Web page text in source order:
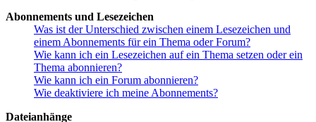
Abonnements und Lesezeichen
Was ist der Unterschied zwischen einem Lesezeichen und
einem Abonnements für ein Thema oder Forum?
Wie kann ich ein Lesezeichen auf ein Thema setzen oder ein
Thema abonnieren?
Wie kann ich ein Forum abonnieren?
Wie deaktiviere ich meine Abonnements?
Dateianhänge